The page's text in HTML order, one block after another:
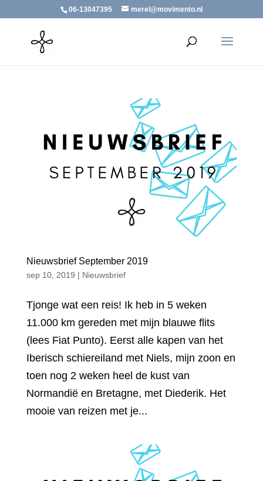
06-13047395 merel@movimento.nl
Nieuwsbrief September 2019
sep 10, 2019 | Nieuwsbrief
Tjonge wat een reis! Ik heb in 5 weken
11.000 km gereden met mijn blauwe flits
(lees Fiat Punto). Eerst alle kapen van het
Iberisch schiereiland met Niels, mijn zoon en
toen nog 2 weken heel de kust van
Normandië en Bretagne, met Diederik. Het
mooie van reizen met je...